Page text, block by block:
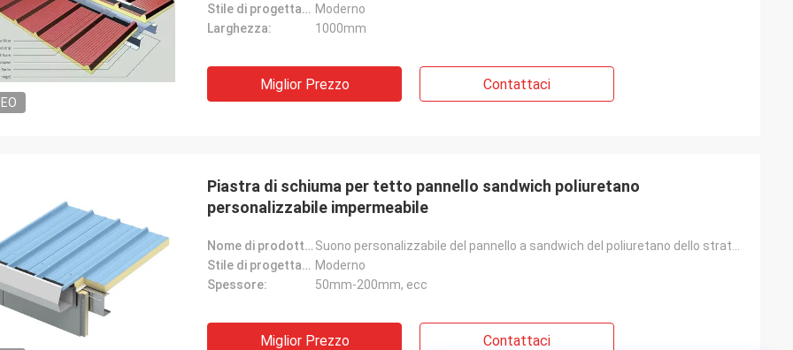
Stile di progettazione: Moderno
Larghezza:
1000mm
Miglior Prezzo Contattaci
Piastra di schiuma per tetto pannello sandwich poliuretano
personalizzabile impermeabile
Nome di prodotto:
Stile di progettazione: Moderno
Spessore:
50mm-200mm, ecc
Miglior Prezzo Contattaci